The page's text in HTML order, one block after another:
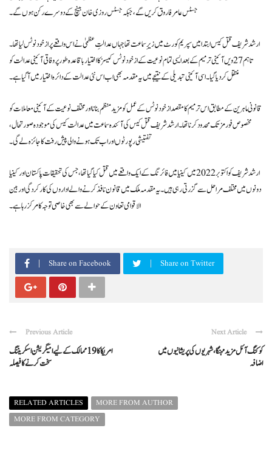
جسٹس عامر فاروق کریں گے، جبکہ جسٹس روزی خان بینچ کے دوسرے رکن ہوں گے۔
ارشد شریف قتل کیس ابتدا میں سپریم کورٹ میں زیرِ سماعت تھا جہاں عدالتِ عظمیٰ نے اس واقعے پر ازخود نوٹس لیا تھا۔
تاہم 27ویں آئینی ترمیم کے بعد ایسی تمام نوعیت کے ازخود نوٹس کیسز کا اختیار باقاعدہ طور پر وفاقی آئینی عدالت کو
منتقل کر دیا گیا۔ اسی آئینی تبدیلی کے نتیجے میں یہ مقدمہ بھی اب اس نئی عدالت کے دائرہ اختیار میں آ گیا ہے۔
قانونی ماہرین کے مطابق اس ترمیم کا مقصد ازخود نوٹس کے عمل کو مزید منظم بنانا اور مختلف نوعیت کے آئینی معاملات کو
مخصوص فورمز تک محدود کرنا تھا۔ ارشد شریف قتل کیس کی آئندہ سماعت میں عدالت کیس کی موجودہ صورتحال،
تفتیشی رپورٹوں اور اب تک ہونے والی پیش رفت کا جائزہ لے گی۔
ارشد شریف کو اکتوبر 2022 میں کینیا میں فائرنگ کے ایک واقعے میں قتل کیا گیا تھا، جس کی تحقیقات پاکستان اور کینیا
دونوں میں مختلف مراحل سے گزرتی رہی ہیں۔ یہ مقدمہ ملک میں قانون نافذ کرنے والے اداروں کی کارکردگی اور بین
الاقوامی تعاون کے حوالے سے بھی خاصی توجہ کا مرکز رہا ہے۔
Share on Facebook Share on Twitter
Previous Article
امریکا کا 19 ممالک کے لیے امیگریشن اسکریننگ
سخت کرنے کا فیصلہ
Next Article
کوکنگ آئل مزید مہنگا، شہریوں کی پریشانیوں میں
اضافہ
RELATED ARTICLES
MORE FROM AUTHOR
MORE FROM CATEGORY